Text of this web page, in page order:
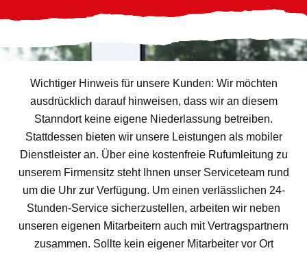
Wichtiger Hinweis für unsere Kunden: Wir möchten
ausdrücklich darauf hinweisen, dass wir an diesem
Stanndort keine eigene Niederlassung betreiben.
Stattdessen bieten wir unsere Leistungen als mobiler
Dienstleister an. Über eine kostenfreie Rufumleitung zu
unserem Firmensitz steht Ihnen unser Serviceteam rund
um die Uhr zur Verfügung. Um einen verlässlichen 24-
Stunden-Service sicherzustellen, arbeiten wir neben
unseren eigenen Mitarbeitern auch mit Vertragspartnern
zusammen. Sollte kein eigener Mitarbeiter vor Ort